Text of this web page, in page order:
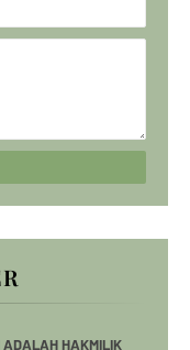
ADALAH HAKMILIK